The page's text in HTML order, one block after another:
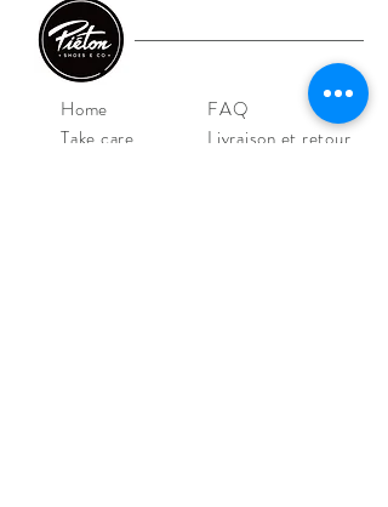
Home
Take care
FAQ
Livraison et retour